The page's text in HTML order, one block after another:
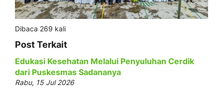
Dibaca 269 kali
Post Terkait
Edukasi Kesehatan Melalui Penyuluhan Cerdik
dari Puskesmas Sadananya
Rabu, 15 Jul 2026